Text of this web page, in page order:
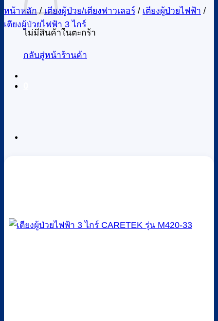
ไม่มีสินค้าในตะกร้า
กลับสู่หน้าร้านค้า
หน้าหลัก / เตียงผู้ป่วย/เตียงฟาวเลอร์ / เตียงผู้ป่วยไฟฟ้า /
เตียงผู้ป่วยไฟฟ้า 3 ไกร์